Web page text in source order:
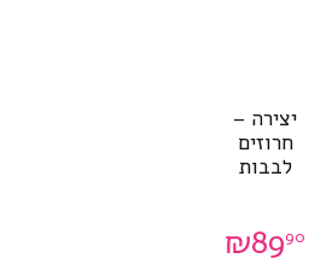
יצירה –
חרוזים
לבבות
₪8990